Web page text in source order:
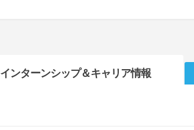
インターンシップ＆キャリア情報